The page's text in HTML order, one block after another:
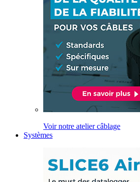
Voir notre atelier câblage
Systèmes